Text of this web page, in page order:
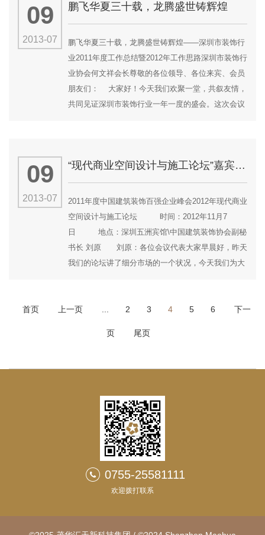
城、华润这些主要开发商以外，其他的绿地、金科等
等，这些...
鹏飞华夏三十载，龙腾盛世铸辉煌
09
2013-07
鹏飞华夏三十载，龙腾盛世铸辉煌——深圳市装饰行
业2011年度工作总结暨2012年工作思路深圳市装饰行
业协会何文祥会长尊敬的各位领导、各位来宾、会员
朋友们： 大家好！今天我们欢聚一堂，共叙友情，
共同见证深圳市装饰行业一年一度的盛会。这次会议
各位领导、朋友致以衷心的感谢和诚挚的祝
福！ 回...
“现代商业空间设计与施工论坛”嘉宾精彩发言实录
09
2013-07
2011年度中国建筑装饰百强企业峰会2012年现代商业
空间设计与施工论坛 时间：2012年11月7
日 地点：深圳五洲宾馆\中国建筑装饰协会副秘
书长 刘原 刘原：各位会议代表大家早晨好，昨天
我们的论坛讲了细分市场的一个状况，今天我们为大
随着我们国家经济转型，从“中国制造”到“中国创造”的
首页 上一页 2 3 4 5 6 下一
页 尾页
0755-25581111
欢迎拨打联系